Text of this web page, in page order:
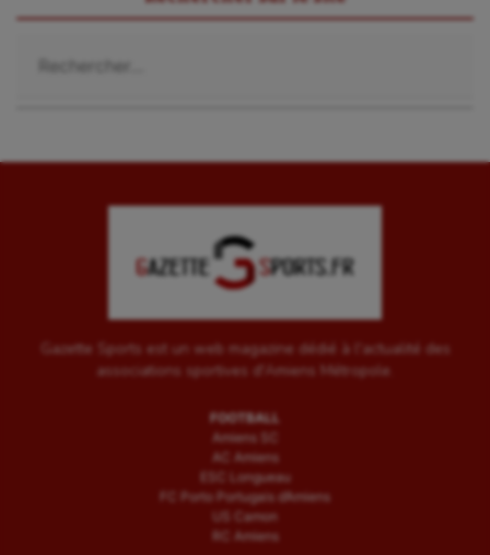
Gazette Sports est un web magazine dédié à l'actualité des
associations sportives d'Amiens Métropole.
FOOTBALL
Amiens SC
AC Amiens
ESC Longueau
FC Porto Portugais d’Amiens
US Camon
RC Amiens